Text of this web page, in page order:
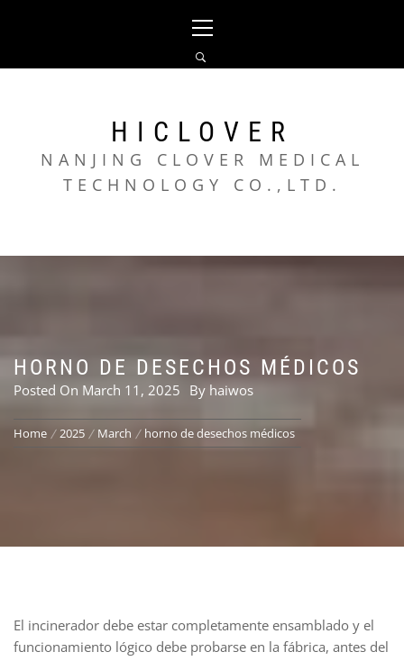
Menu
HICLOVER
NANJING CLOVER MEDICAL
TECHNOLOGY CO.,LTD.
HORNO DE DESECHOS MÉDICOS
Posted On March 11, 2025 By haiwos
Home 2025 March horno de desechos médicos
El incinerador debe estar completamente ensamblado y el
funcionamiento lógico debe probarse en la fábrica, antes del